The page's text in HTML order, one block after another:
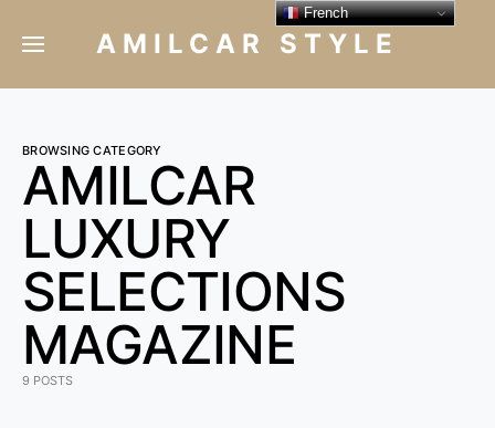
AMILCAR STYLE
BROWSING CATEGORY
AMILCAR
LUXURY
SELECTIONS
MAGAZINE
9 POSTS
French